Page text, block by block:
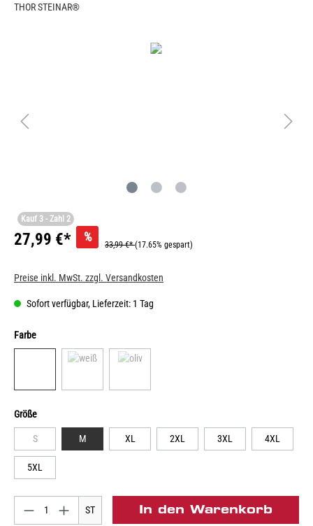
THOR STEINAR®
Kauf 3 - Zahl 2
27,99 €* %
33,99 €*(17.65% gespart)
Preise inkl. MwSt. zzgl. Versandkosten
Sofort verfügbar, Lieferzeit: 1 Tag
Farbe
Größe
S M XL 2XL 3XL 4XL
5XL
ST In den Warenkorb